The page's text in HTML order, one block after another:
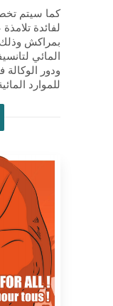
كما سيتم
لفائدة
بمراكش
المائي
ودور الوكالة
للموارد